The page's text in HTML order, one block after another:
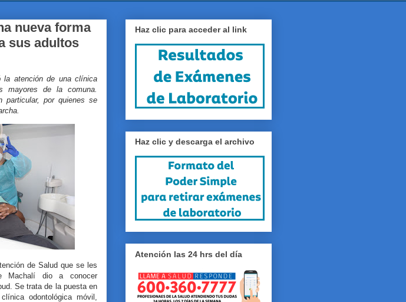
nueva forma
sus adultos
la atención de una clínica
mayores de la comuna.
particular, por quienes se
de Salud que se les
Machalí dio a conocer
Se trata de la puesta en
odontológica móvil,
Haz clic para acceder al link
Haz clic y descarga el archivo
Atención las 24 hrs del día